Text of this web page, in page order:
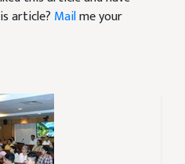
article? Mailme your